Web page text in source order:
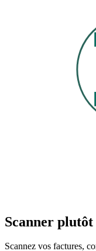
Scanner
Scannez vos factures,